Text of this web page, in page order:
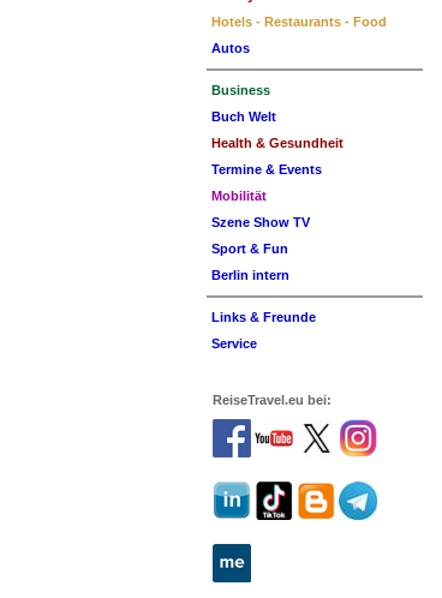
Hotels - Restaurants - Food
Autos
Business
Buch Welt
Health & Gesundheit
Termine & Events
Mobilität
Szene Show TV
Sport & Fun
Berlin intern
Links & Freunde
Service
ReiseTravel.eu bei: